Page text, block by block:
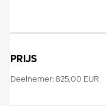
PRIJS
Deelnemer: 825,00 EUR